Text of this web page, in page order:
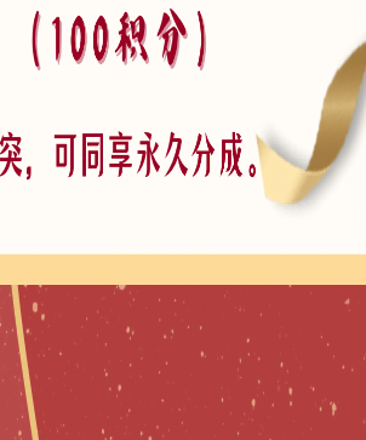
三角亭古典建筑白模SU模型 素材ID0102080002